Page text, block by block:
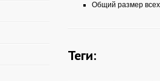
Общий размер
Теги: